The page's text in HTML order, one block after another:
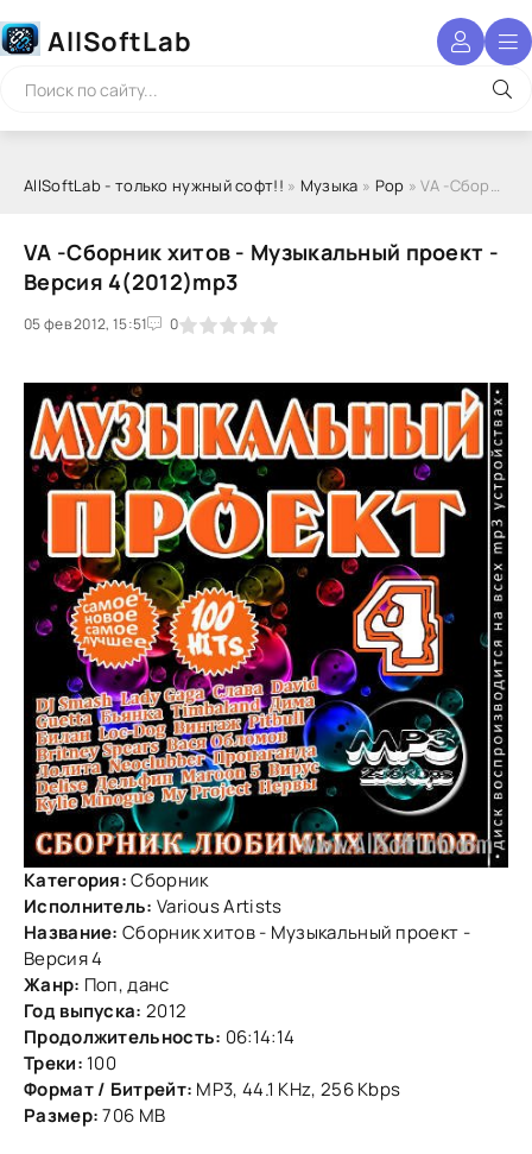
AllSoftLab
AllSoftLab - только нужный софт!! » Музыка » Pop » VA -Сборник хитов - Музыкальный проект - Версия 4(2012)mp3
VA -Сборник хитов - Музыкальный проект -
Версия 4(2012)mp3
05 фев 2012, 15:51 0
1 2 3 4 5
Категория:Сборник
Исполнитель: Various Artists
Название: Сборник хитов - Музыкальный проект -
Версия 4
Жанр: Поп, данс
Год выпуска: 2012
Продолжительность: 06:14:14
Треки: 100
Формат / Битрейт: MP3, 44.1 KHz, 256 Kbps
Размер:706 MB